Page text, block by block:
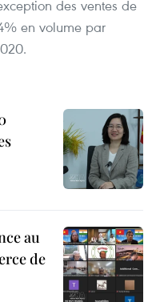
des ventes de
en volume par
au
de